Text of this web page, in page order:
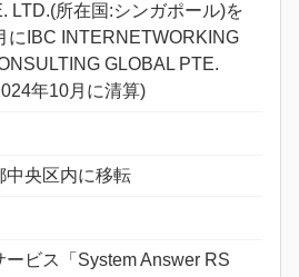
LTD.(所在国:シンガポール)を
にIBC INTERNETWORKING
GLOBAL PTE.
年10月に清算)
中央区内に移転
ビス「System Answer RS